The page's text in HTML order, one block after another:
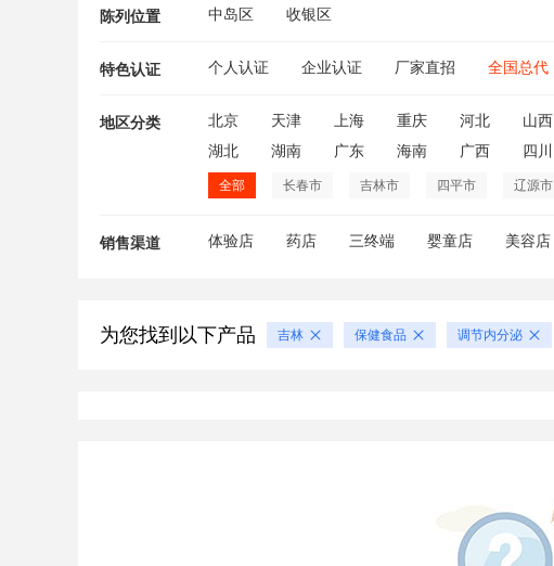
陈列位置 中岛区 收银区
特色认证 个人认证 企业认证 厂家直招 全国总代
地区分类 北京 天津 上海 重庆 河北 山西
湖北
湖南 广东 海南 广西 四川
全部 长春市 吉林市 四平市 辽源市
销售渠道 体验店 药店 三终端 婴童店 美容店
为您找到以下产品 吉林 保健食品 调节内分泌